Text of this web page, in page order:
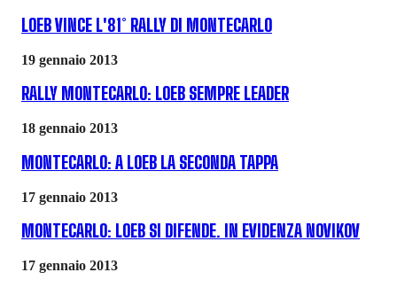
LOEB VINCE L'81° RALLY DI MONTECARLO
19 gennaio 2013
RALLY MONTECARLO: LOEB SEMPRE LEADER
18 gennaio 2013
MONTECARLO: A LOEB LA SECONDA TAPPA
17 gennaio 2013
MONTECARLO: LOEB SI DIFENDE. IN EVIDENZA NOVIKOV
17 gennaio 2013